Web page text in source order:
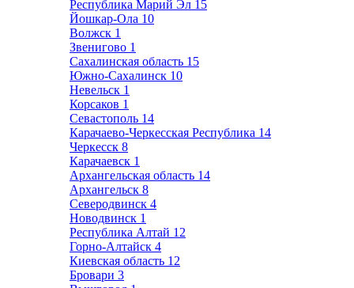
Республика Марий Эл 15
Йошкар-Ола 10
Волжск 1
Звенигово 1
Сахалинская область 15
Южно-Сахалинск 10
Невельск 1
Корсаков 1
Севастополь 14
Карачаево-Черкесская Республика 14
Черкесск 8
Карачаевск 1
Архангельская область 14
Архангельск 8
Северодвинск 4
Новодвинск 1
Республика Алтай 12
Горно-Алтайск 4
Киевская область 12
Бровари 3